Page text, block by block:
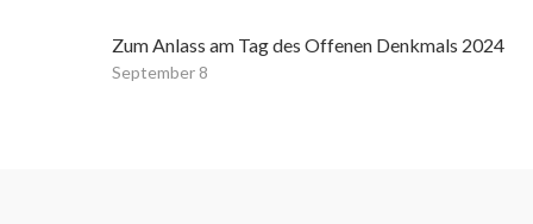
Zum Anlass am Tag des Offenen Denkmals 2024
September 8